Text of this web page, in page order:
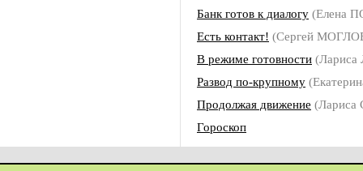
Банк готов к диалогу (Елена
Есть контакт! (Сергей
В режиме готовности
Развод по-крупному
Продолжая движение
Гороскоп